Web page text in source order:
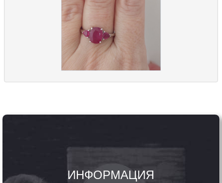
ИНФОРМАЦИЯ